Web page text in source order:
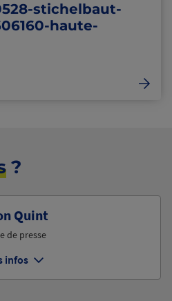
stichelbaut-
haute-
?
Quint
de presse
infos